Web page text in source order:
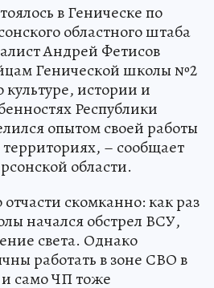
в Геническе по
областного штаба
Андрей Фетисов
Генической школы №2
истории и
Республики
опытом своей работы
– сообщает
области.
скомканно: как раз
начался обстрел ВСУ,
света. Однако
работать в зоне СВО в
и само ЧП тоже